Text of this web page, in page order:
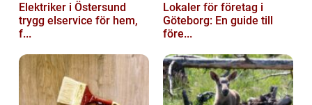
Elektriker i Östersund
trygg elservice för hem,
f...
Lokaler för företag i
Göteborg: En guide till
före...